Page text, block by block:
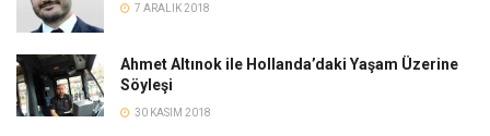
7 ARALIK 2018
Ahmet Altınok ile Hollanda’daki Yaşam Üzerine
Söyleşi
30 KASIM 2018